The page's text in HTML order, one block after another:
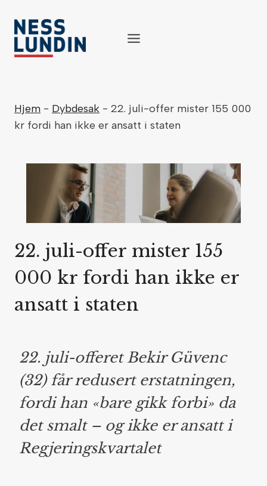
content
Hjem - Dybdesak - 22. juli-offer mister 155 000
kr fordi han ikke er ansatt i staten
22. juli-offer mister 155
000 kr fordi han ikke er
ansatt i staten
22. juli-offeret Bekir Güvenc
(32) får redusert erstatningen,
fordi han «bare gikk forbi» da
det smalt – og ikke er ansatt i
Regjeringskvartalet